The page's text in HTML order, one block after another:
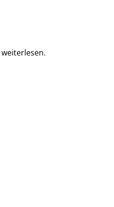
weiterlesen.